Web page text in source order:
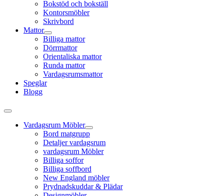
Bokstöd och bokställ
Kontorsmöbler
Skrivbord
Mattor
Billiga mattor
Dörrmattor
Orientaliska mattor
Runda mattor
Vardagsrumsmattor
Speglar
Blogg
Vardagsrum Möbler
Bord matgrupp
Detaljer vardagsrum
vardagsrum Möbler
Billiga soffor
Billiga soffbord
New England möbler
Prydnadskuddar & Plädar